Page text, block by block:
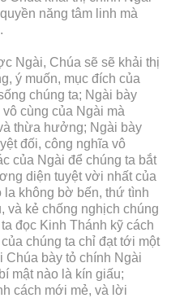
năng tâm linh mà
Ngài, Chúa sẽ sẽ khải thị
ý muốn, mục đích của
chúng ta; Ngài bày
cùng của Ngài mà
thừa hưởng; Ngài bày
đối, công nghĩa vô
của Ngài để chúng ta bắt
diện tuyệt vời nhất của
la không bờ bến, thứ tình
và kẻ chống nghịch chúng
đọc Kinh Thánh kỹ cách
chúng ta chỉ đạt tới một
bày tỏ chính Ngài
mật nào là kín giấu;
cách mới mẻ, và lời